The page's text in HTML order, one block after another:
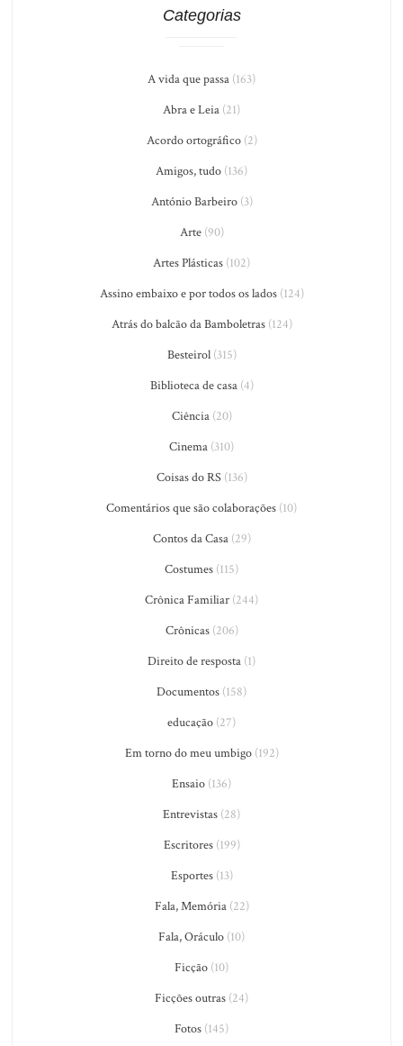
Categorias
A vida que passa (163)
Abra e Leia (21)
Acordo ortográfico(2)
Amigos, tudo (136)
António Barbeiro(3)
Arte(90)
Artes Plásticas (102)
Assino embaixo e por todos os lados(124)
Atrás do balcão da Bamboletras(124)
Besteirol(315)
Biblioteca de casa(4)
Ciência(20)
Cinema (310)
Coisas do RS(136)
Comentários que são colaborações (10)
Contos da Casa(29)
Costumes (115)
Crônica Familiar (244)
Crônicas(206)
Direito de resposta (1)
Documentos (158)
educação (27)
Em torno do meu umbigo(192)
Ensaio (136)
Entrevistas (28)
Escritores(199)
Esportes(13)
Fala, Memória(22)
Fala, Oráculo (10)
Ficção (10)
Ficções outras (24)
Fotos (145)